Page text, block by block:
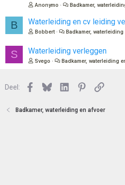
Anonymo Badkamer,
B Waterleiding en cv leiding
Bobbert Badkamer,
S Waterleiding verleggen
Svego Badkamer, waterleiding
Deel: Facebook
BlueskyLinkedInPinterest
Link
Badkamer, waterleiding en afvoer